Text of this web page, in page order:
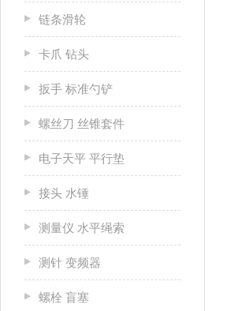
链条滑轮
卡爪 钻头
扳手 标准勺铲
螺丝刀 丝锥套件
电子天平 平行垫
接头 水锤
测量仪 水平绳索
测针 变频器
螺栓 盲塞